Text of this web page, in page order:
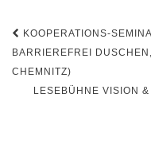
KOOPERATIONS-
BARRIEREFREI
CHEMNITZ)
LESEBÜHNE VISION